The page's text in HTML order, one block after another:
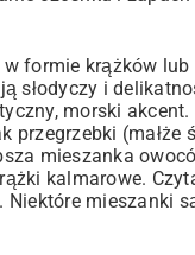
formie krążków lub
słodyczy i
morski
przegrzebki (małże
mieszanka
kalmarowe.
mieszanki